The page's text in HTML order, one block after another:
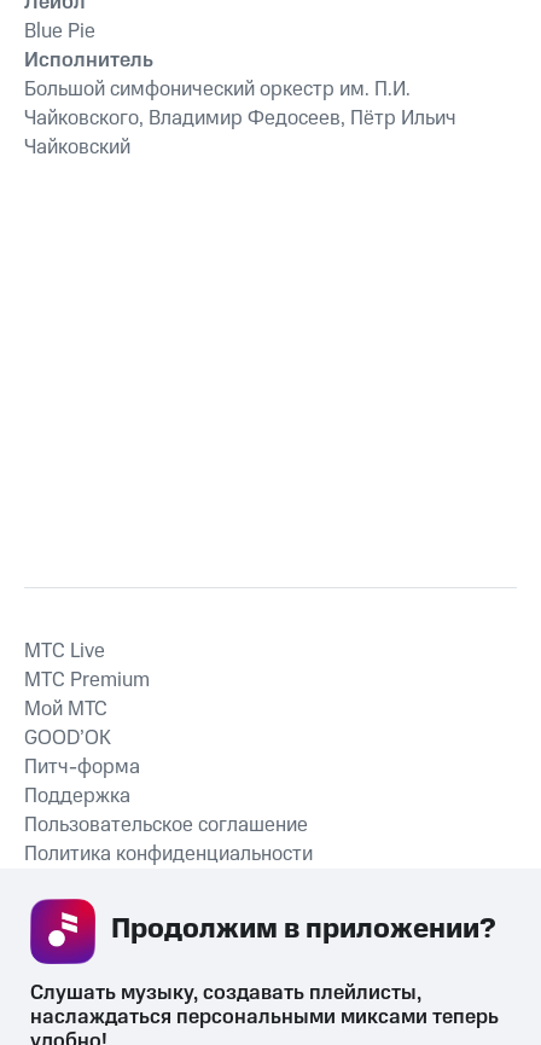
Антонио Вивальди
Blue Pie
Исполнитель
Большой симфонический оркестр им. П.И.
Чайковского, Владимир Федосеев, Пётр Ильич
Чайковский
СКАЧАТЬ ПРИЛОЖЕНИЕ
MTС Live
MTС Premium
Мой МТС
GOOD’OK
Питч-форма
Поддержка
Пользовательское соглашение
Политика конфиденциальности
Слушать музыку, создавать плейлисты,
наслаждаться персональными миксами теперь